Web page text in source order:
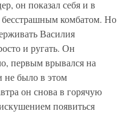
он показал себя и в
комбатом. Но
Василия
и ругать. Он
первым врывался на
не было в этом
он снова в горячую
появиться